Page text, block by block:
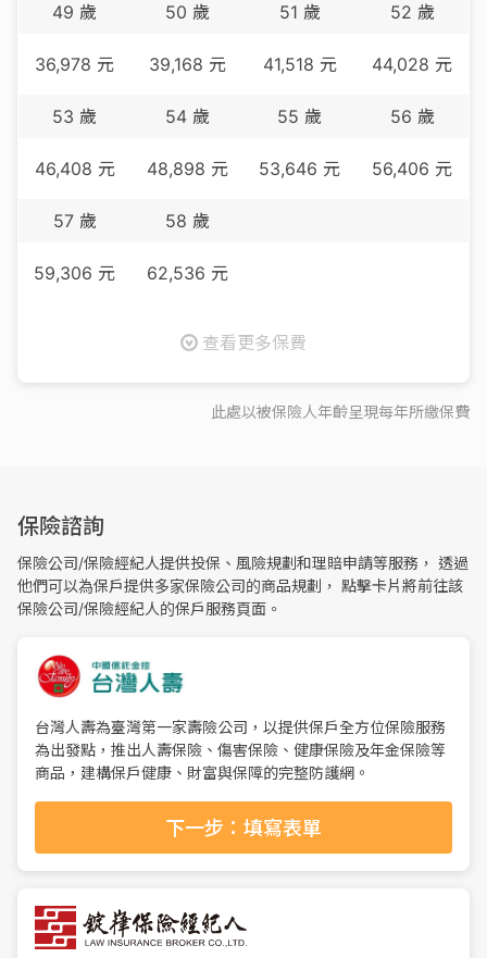
49 歲
36,978 元
50 歲
39,168 元
51 歲
41,518 元
52 歲
44,028 元
53 歲
46,408 元
54歲
48,898 元
55 歲
53,646 元
56 歲
56,406 元
57歲
59,306 元
58 歲
62,536 元
查看更多保費
此處以被保險人年齡呈現每年所繳保費
保險諮詢
保險公司/保險經紀人提供投保、風險規劃和理賠申請等服務， 透過
他們可以為保戶提供多家保險公司的商品規劃， 點擊卡片將前往該
保險公司/保險經紀人的保戶服務頁面。
台灣人壽為臺灣第一家壽險公司，以提供保戶全方位保險服務
為出發點，推出人壽保險、傷害保險、健康保險及年金保險等
商品，建構保戶健康、財富與保障的完整防護網。
下一步：填寫表單